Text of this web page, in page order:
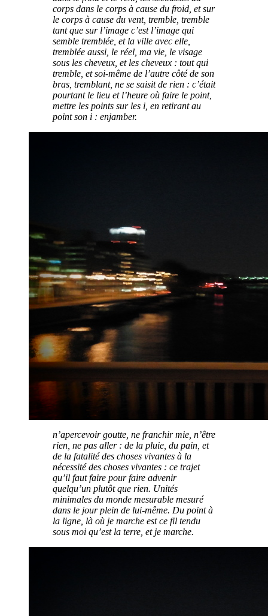
corps dans le corps à cause du froid, et sur
le corps à cause du vent, tremble, tremble
tant que sur l’image c’est l’image qui
semble tremblée, et la ville avec elle,
tremblée aussi, le réel, ma vie, le visage
sous les cheveux, et les cheveux : tout qui
tremble, et soi-même de l’autre côté de son
bras, tremblant, ne se saisit de rien : c’était
pourtant le lieu et l’heure où faire le point,
mettre les points sur les i, en retirant au
point son i : enjamber.
n’apercevoir goutte, ne franchir mie, n’être
rien, ne pas aller : de la pluie, du pain, et
de la fatalité des choses vivantes à la
nécessité des choses vivantes : ce trajet
qu’il faut faire pour faire advenir
quelqu’un plutôt que rien. Unités
minimales du monde mesurable mesuré
dans le jour plein de lui-même. Du point à
la ligne, là où je marche est ce fil tendu
sous moi qu’est la terre, et je marche.